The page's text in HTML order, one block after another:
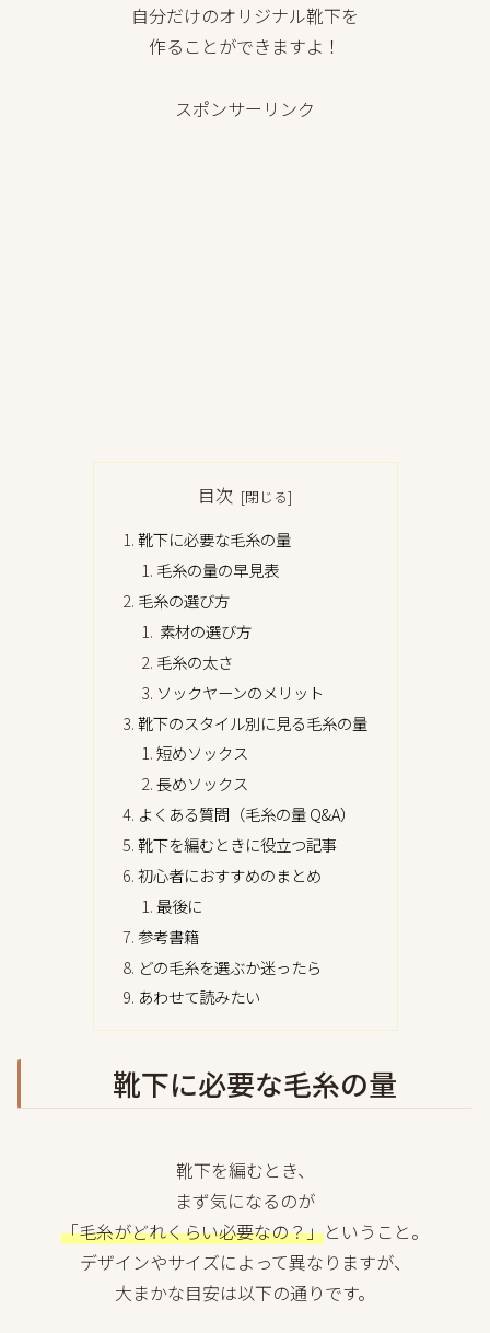
自分だけのオリジナル靴下を
作ることができますよ！
スポンサーリンク
目次
靴下に必要な毛糸の量
毛糸の量の早見表
毛糸の選び方
素材の選び方
毛糸の太さ
ソックヤーンのメリット
靴下のスタイル別に見る毛糸の量
短めソックス
長めソックス
よくある質問（毛糸の量 Q&A）
靴下を編むときに役立つ記事
初心者におすすめのまとめ
最後に
参考書籍
どの毛糸を選ぶか迷ったら
あわせて読みたい
靴下に必要な毛糸の量
靴下を編むとき、
まず気になるのが
「毛糸がどれくらい必要なの？」ということ。
デザインやサイズによって異なりますが、
大まかな目安は以下の通りです。